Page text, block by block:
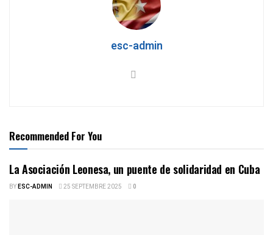
esc-admin
Recommended For You
La Asociación Leonesa, un puente de solidaridad en Cuba
BYESC-ADMIN 25 SEPTEMBRE 2025 0